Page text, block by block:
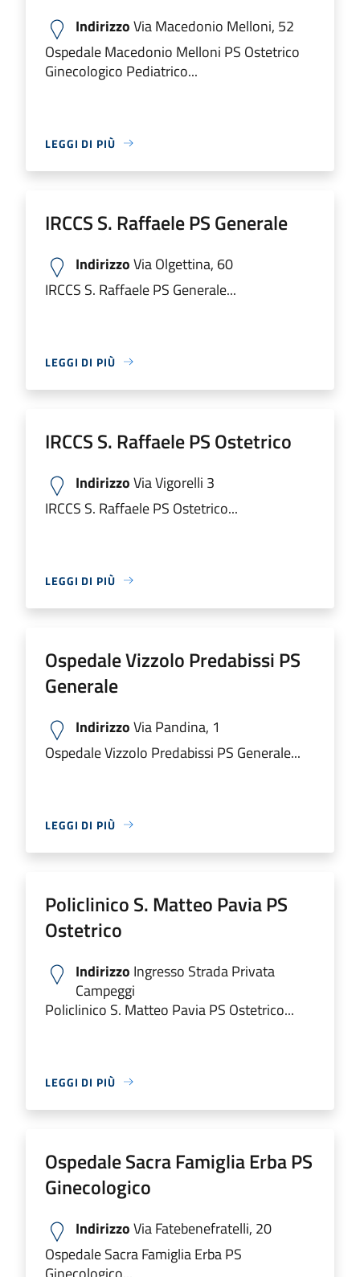
IndirizzoVia Macedonio Melloni, 52
Ospedale Macedonio Melloni PS Ostetrico
Ginecologico Pediatrico...
LEGGI DI PIÙ
IRCCS S. Raffaele PS Generale
IndirizzoVia Olgettina, 60
IRCCS S. Raffaele PS Generale...
LEGGI DI PIÙ
IRCCS S. Raffaele PS Ostetrico
IndirizzoVia Vigorelli 3
IRCCS S. Raffaele PS Ostetrico...
LEGGI DI PIÙ
Ospedale Vizzolo Predabissi PS
Generale
IndirizzoVia Pandina, 1
Ospedale Vizzolo Predabissi PS Generale...
LEGGI DI PIÙ
Policlinico S. Matteo Pavia PS
Ostetrico
Indirizzo Ingresso Strada Privata
Campeggi
Policlinico S. Matteo Pavia PS Ostetrico...
LEGGI DI PIÙ
Ospedale Sacra Famiglia Erba PS
Ginecologico
IndirizzoVia Fatebenefratelli, 20
Ospedale Sacra Famiglia Erba PS